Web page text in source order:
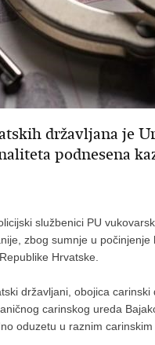
državljana je
podnesena
službenici PU
zbog sumnje u
Hrvatske.
državljani, obojica
carinskog ureda
oduzetu u raznim carinskim